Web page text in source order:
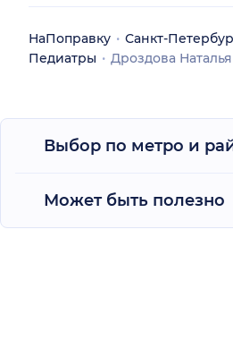
НаПоправку Санкт-
Педиатры
Дроздова
Выбор по метро и
Может быть полезно